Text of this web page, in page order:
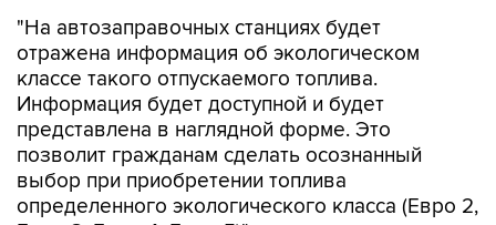
классе такого отпускаемого топлива.
Информация будет доступной и будет
представлена в наглядной форме. Это
позволит гражданам сделать осознанный
выбор при приобретении топлива
определенного экологического класса (Евро 2,
Евро 3, Евро 4, Евро 5)", - подчеркивается в
сообщении.